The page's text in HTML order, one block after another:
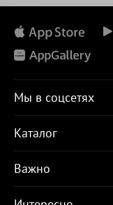
Мы в соцсетях
Каталог
Важно